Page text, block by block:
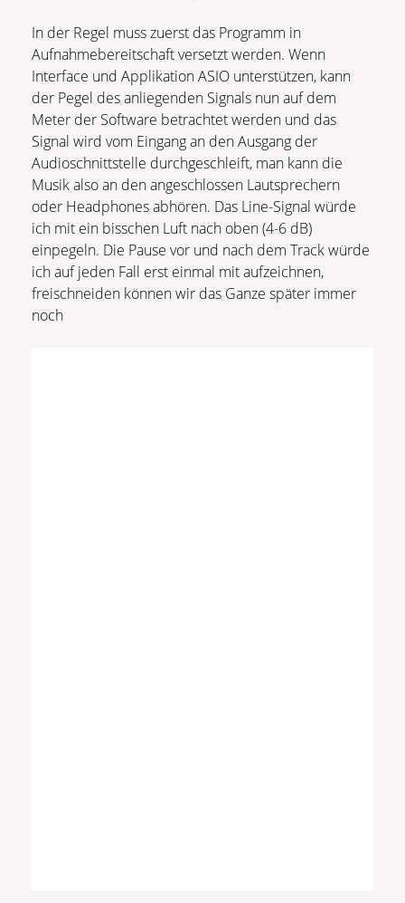
In der Regel muss zuerst das Programm in
Aufnahmebereitschaft versetzt werden. Wenn
Interface und Applikation ASIO unterstützen, kann
der Pegel des anliegenden Signals nun auf dem
Meter der Software betrachtet werden und das
Signal wird vom Eingang an den Ausgang der
Audioschnittstelle durchgeschleift, man kann die
Musik also an den angeschlossen Lautsprechern
oder Headphones abhören. Das Line-Signal würde
ich mit ein bisschen Luft nach oben (4-6 dB)
einpegeln. Die Pause vor und nach dem Track würde
ich auf jeden Fall erst einmal mit aufzeichnen,
freischneiden können wir das Ganze später immer
noch